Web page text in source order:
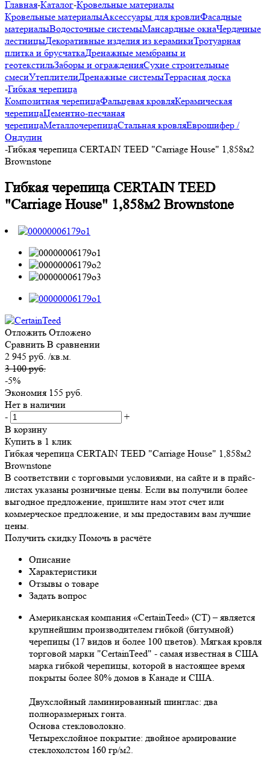
Главная-Каталог-Кровельные материалы
Кровельные материалыАксессуары для кровлиФасадные
материалыВодосточные системыМансардные окнаЧердачные
лестницыДекоративные изделия из керамикиТротуарная
плитка и брусчаткаДренажные мембраны и
геотекстильЗаборы и огражденияСухие строительные
смесиУтеплителиДренажные системыТеррасная доска
-Гибкая черепица
Композитная черепицаФальцевая кровляКерамическая
черепицаЦементно-песчаная
черепицаМеталлочерепицаСтальная кровляЕврошифер /
Ондулин
-Гибкая черепица CERTAIN TEED "Carriage House" 1,858м2
Brownstone
Гибкая черепица CERTAIN TEED
"Carriage House" 1,858м2 Brownstone
Отложить Отложено
Сравнить В сравнении
2 945 руб. /кв.м.
3 100 руб.
-5%
Экономия 155 руб.
Нет в наличии
-
+
В корзину
Купить в 1 клик
Гибкая черепица CERTAIN TEED "Carriage House" 1,858м2
Brownstone
В соответствии с торговыми условиями, на сайте и в прайс-
листах указаны розничные цены. Если вы получили более
выгодное предложение, пришлите нам этот счет или
коммерческое предложение, и мы предоставим вам лучшие
цены.
Получить скидку Помочь в расчёте
Описание
Характеристики
Отзывы о товаре
Задать вопрос
Американская компания «CertainTeed» (CT) – является
крупнейшим производителем гибкой (битумной)
черепицы (17 видов и более 100 цветов). Мягкая кровля
торговой марки "CertainTeed" - самая известная в США
марка гибкой черепицы, которой в настоящее время
покрыты более 80% домов в Канаде и США.
Двухслойный ламинированный шинглас: два
полноразмерных гонта.
Основа стекловолокно.
Четырехслойное покрытие: двойное армирование
стеклохолстом 160 гр/м2.